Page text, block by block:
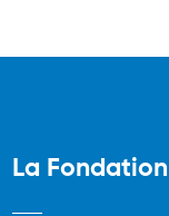
La Fondation